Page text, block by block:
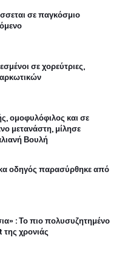
σε παγκόσμιο
σε χορεύτριες,
ομοφυλόφιλος και σε
μετανάστη, μίλησε
Βουλή
οδηγός παρασύρθηκε από
: Το πιο πολυσυζητημένο
χρονιάς